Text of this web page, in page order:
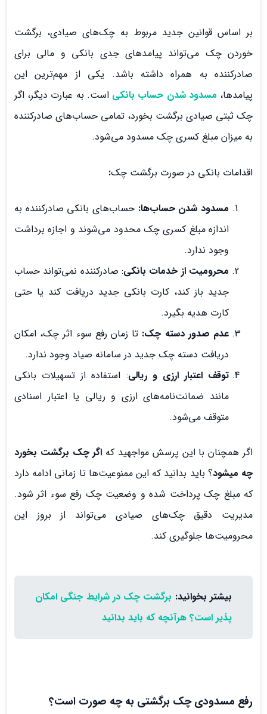
بر اساس قوانین جدید مربوط به چک‌های صیادی، برگشت
خوردن چک می‌تواند پیامدهای جدی بانکی و مالی برای
صادرکننده به همراه داشته باشد. یکی از مهم‌ترین این
پیامدها، مسدود شدن حساب بانکی است. به عبارت دیگر، اگر
چک ثبتی صیادی برگشت بخورد، تمامی حساب‌های صادرکننده
به میزان مبلغ کسری چک مسدود می‌شود.
اقدامات بانکی در صورت برگشت چک:
مسدود شدن حساب‌ها: حساب‌های بانکی صادرکننده به
اندازه مبلغ کسری چک محدود می‌شوند و اجازه برداشت
وجود ندارد.
محرومیت از خدمات بانکی: صادرکننده نمی‌تواند حساب
جدید باز کند، کارت بانکی جدید دریافت کند یا حتی
کارت هدیه بگیرد.
عدم صدور دسته چک: تا زمان رفع سوء اثر چک، امکان
دریافت دسته چک جدید در سامانه صیاد وجود ندارد.
توقف اعتبار ارزی و ریالی: استفاده از تسهیلات بانکی
مانند ضمانت‌نامه‌های ارزی و ریالی یا اعتبار اسنادی
متوقف می‌شود.
اگر همچنان با این پرسش مواجهید که اگر چک برگشت بخورد
چه میشود؟ باید بدانید که این ممنوعیت‌ها تا زمانی ادامه دارد
که مبلغ چک پرداخت شده و وضعیت چک رفع سوء اثر شود.
مدیریت دقیق چک‌های صیادی می‌تواند از بروز این
محرومیت‌ها جلوگیری کند.
بیشتر بخوانید: برگشت چک در شرایط جنگی امکان
پذیر است؟ هرآنچه که باید بدانید
رفع مسدودی چک برگشتی به چه صورت است؟